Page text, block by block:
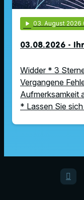
play_arrow 03. August 2026
03.08.2026 -
Widder * 3
Vergangene
Aufmerksamkeit
* Lassen Sie